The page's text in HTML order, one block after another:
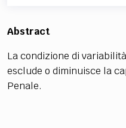
Abstract
La condizione di
esclude o diminuisce la
Penale.